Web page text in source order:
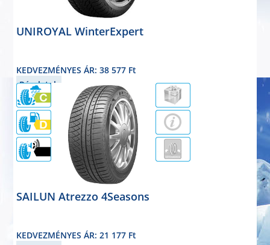
UNIROYAL WinterExpert
KEDVEZMÉNYES ÁR: 38 577 Ft
Részletek
72dB
SAILUN Atrezzo 4Seasons
KEDVEZMÉNYES ÁR: 21 177 Ft